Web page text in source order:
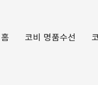
코비 명품수선